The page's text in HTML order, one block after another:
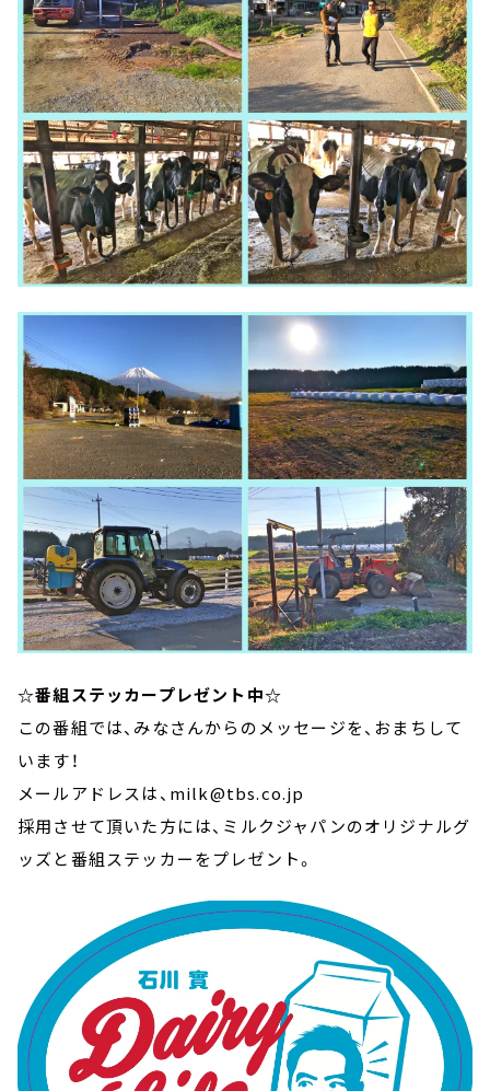
☆番組ステッカープレゼント中☆
この番組では、みなさんからのメッセージを、おまちして
います！
メールアドレスは、milk@tbs.co.jp
採用させて頂いた方には、ミルクジャパンのオリジナルグ
ッズと番組ステッカーをプレゼント。